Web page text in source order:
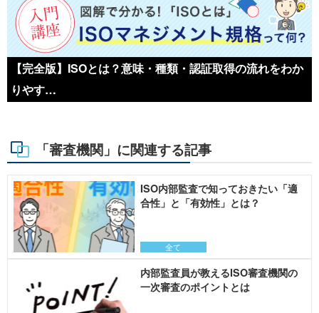
【完全版】ISOとは？意味・種類・認証取得の流れをわか
りやす…
「審査機関」に関連する記事
全て
ISO内部監査で知っておきたい「適
合性」と「有効性」とは？
内部監査員が教えるISO審査機関の
一次審査のポイントとは